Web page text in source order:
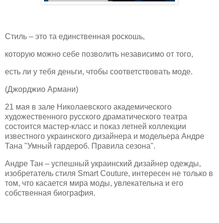
Стиль – это та единственная роскошь,
которую можно себе позволить независимо от того,
есть ли у тебя деньги, чтобы соответствовать моде.
(Джорджио Армани)
21 мая в зале Николаевского академического
художественного русского драматического театра
состоится мастер-класс и показ летней коллекции
известного украинского дизайнера и модельера Андре
Тана "Умный гардероб. Правила сезона".
Андре Тан – успешный украинский дизайнер одежды,
изобретатель стиля Smart Couture, интересен не только в
том, что касается мира моды, увлекательна и его
собственная биография.